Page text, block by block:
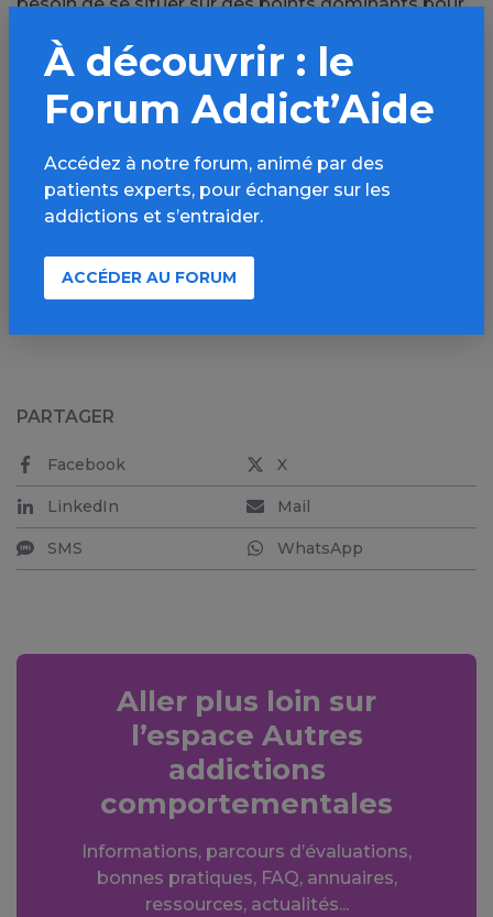
permettrait une surveillance constante de
l’environnement, et l’impossibilité d’y avoir accès
serait comme être privé d’accès à la tour de guet.
PARTAGER
Facebook X
LinkedIn Mail
SMS WhatsApp
Aller plus loin sur
l’espace Autres
addictions
comportementales
Informations, parcours d’évaluations,
bonnes pratiques, FAQ, annuaires,
ressources, actualités...
À découvrir : le
Forum Addict’Aide
Accédez à notre forum, animé par des
patients experts, pour échanger sur les
addictions et s’entraider.
ACCÉDER AU FORUM